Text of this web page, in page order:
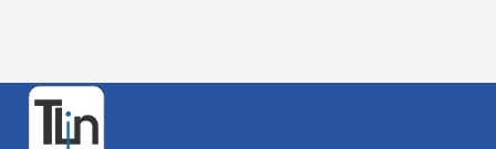
Rechercher